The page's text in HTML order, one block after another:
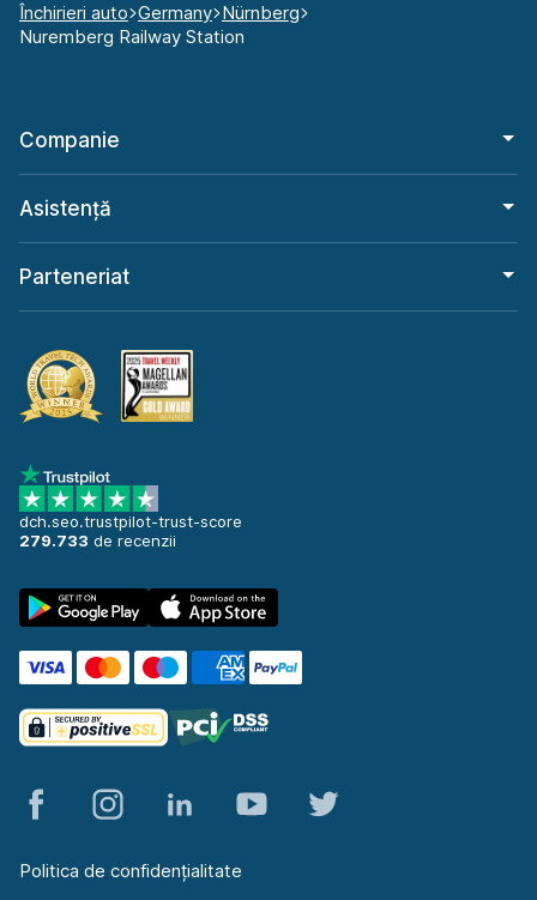
Închirieri auto Germany Nürnberg
Nuremberg Railway Station
Companie
Asistență
Parteneriat
dch.seo.trustpilot-trust-score
279.733 de recenzii
Politica de confidențialitate